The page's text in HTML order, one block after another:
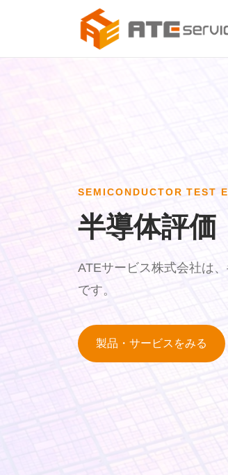
SEMICONDUCTOR TEST
半導体評
ATEサービス株式会社は
です。
製品・サービスをみる